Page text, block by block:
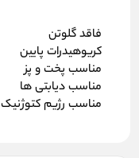
فاقد گلوتن
کریوهیدرات پایین
مناسب پخت و پز
مناسب دیابتی ها
مناسب رژیم کتوژنیک